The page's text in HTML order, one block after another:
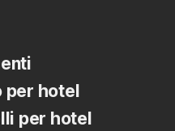
hotel
per hotel